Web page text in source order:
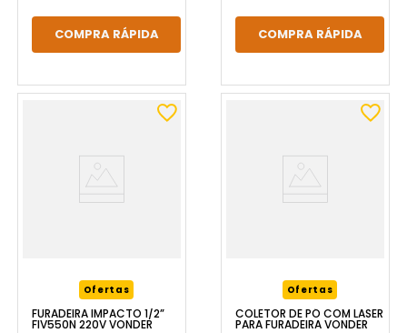
COMPRA RÁPIDA COMPRA RÁPIDA
Ofertas
FURADEIRA IMPACTO 1/2”
FIV550N 220V VONDER
Ofertas
COLETOR DE PÓ COM LASER
PARA FURADEIRA VONDER